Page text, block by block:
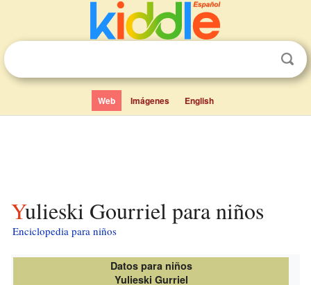
Web Imágenes English
Yulieski Gourriel para niños
Enciclopedia para niños
Datos para niños
Yulieski Gurriel